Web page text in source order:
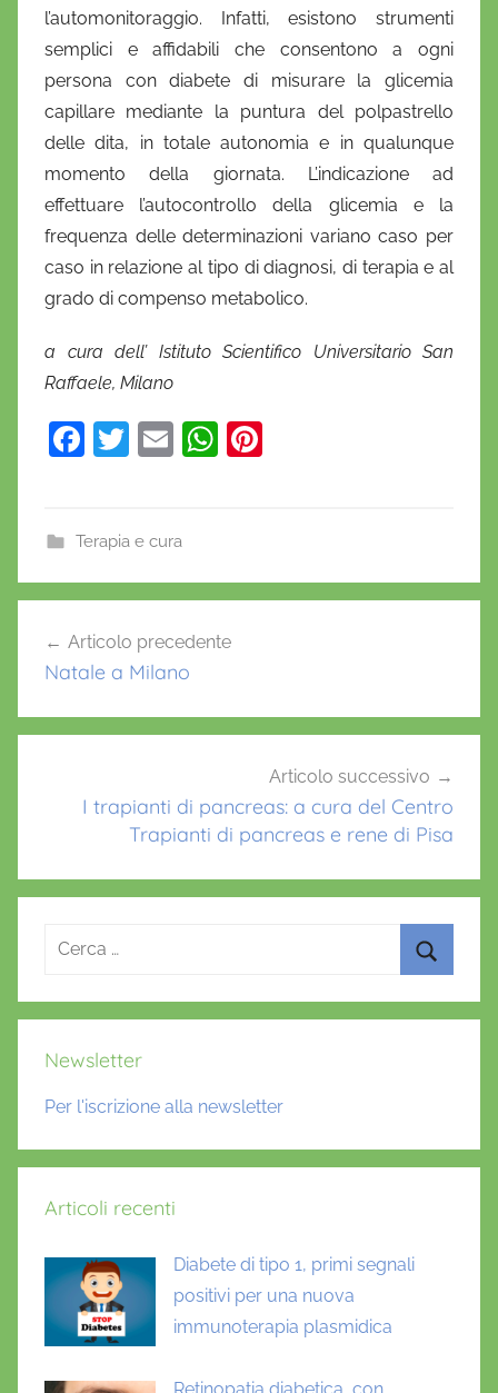
l’automonitoraggio. Infatti, esistono strumenti
semplici e affidabili che consentono a ogni
persona con diabete di misurare la glicemia
capillare mediante la puntura del polpastrello
delle dita, in totale autonomia e in qualunque
momento della giornata. L’indicazione ad
effettuare l’autocontrollo della glicemia e la
frequenza delle determinazioni variano caso per
caso in relazione al tipo di diagnosi, di terapia e al
grado di compenso metabolico.
a cura dell’ Istituto Scientifico Universitario San
Raffaele, Milano
F
e
b
o
k
T
er
E
l
W
A
p
st
Terapia e cura
articoli
Articolo precedente
Natale a Milano
Articolo successivo
I trapianti di pancreas: a cura del Centro
Trapianti di pancreas e rene di Pisa
Ricerca
Newsletter
Per l'iscrizione alla newsletter
Articoli recenti
Diabete di tipo 1, primi segnali
positivi per una nuova
immunoterapia plasmidica